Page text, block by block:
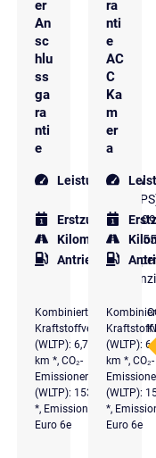
er
An
sc
hlu
ss
ga
ra
nti
e
Leistung 85 kW
(116
Erstzulassung
Kilometer 12.855
Antriebsart
Kombinierter
Kraftstoffverbrauch
(WLTP): 6,7 l/100
km *, CO₂-
Emissionen komb.
(WLTP): 153 g/km
*, Emissionsklasse
Euro 6e
ra
nti
e
AC
C
Ka
m
er
a
(WLTP):
km *, CO₂-
(WLTP):
*,
Euro 6e